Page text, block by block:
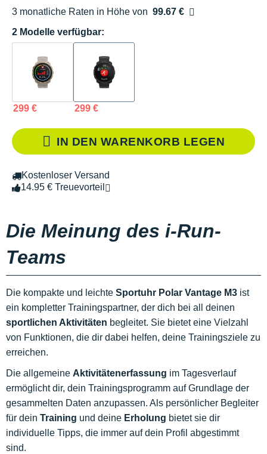
3 monatliche Raten in Höhe von 99.67 €
Ohne Zusatzkosten
2 Modelle verfügbar:
299 € 299 €
IN DEN WARENKORB LEGEN
Kostenloser Versand
14.95 € Treuevorteil
Die Meinung des i-Run-
Teams
Die kompakte und leichte Sportuhr Polar Vantage M3 ist
ein kompletter Trainingspartner, der dich bei all deinen
sportlichen Aktivitäten begleitet. Sie bietet eine Vielzahl
von Funktionen, die dir dabei helfen, deine Trainingsziele zu
erreichen.
Die allgemeine Aktivitätenerfassung im Tagesverlauf
ermöglicht dir, dein Trainingsprogramm auf Grundlage der
gesammelten Daten anzupassen. Als persönlicher Begleiter
für dein Training und deine Erholung bietet sie dir
individuelle Tipps, die immer auf dein Profil abgestimmt
sind.